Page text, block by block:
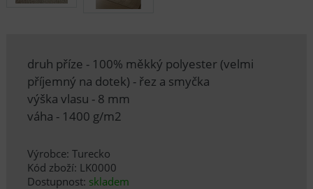
druh příze - 100% měkký polyester (velmi
příjemný na dotek) - řez a smyčka
výška vlasu - 8 mm
váha - 1400 g/m2
Výrobce: Turecko
Kód zboží: LK0000
Dostupnost: skladem